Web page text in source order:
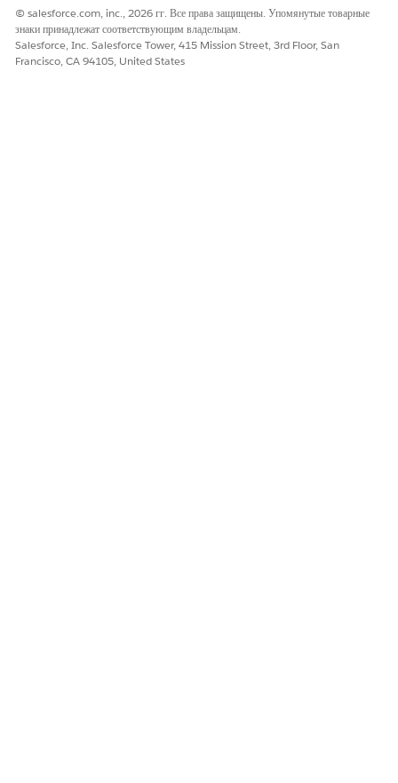
© salesforce.com, inc., 2026 гг. Все права защищены. Упомянутые товарные
знаки принадлежат соответствующим владельцам.
Salesforce, Inc. Salesforce Tower, 415 Mission Street, 3rd Floor, San
Francisco, CA 94105, United States